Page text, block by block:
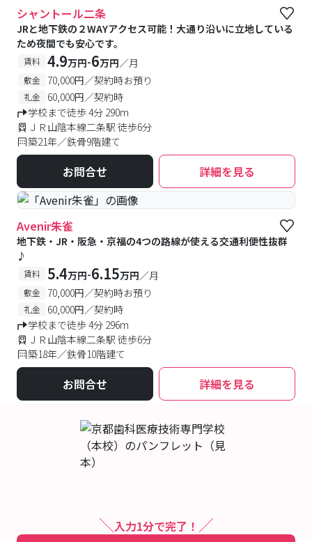
シャントール二条
JRと地下鉄の２WAYアクセス可能！大通り沿いに立地している
ため夜間でも安心です。
賃料 4.9万円-6万円／月
敷金 70,000円／契約時お預り
礼金
60,000円／契約時
学校まで徒歩 4分 290m
ＪＲ山陰本線二条駅 徒歩6分
築21年／鉄骨9階建て
お問合せ 詳細を見る
Avenir朱雀
地下鉄・JR・阪急・京福の4つの路線が使える交通利便性抜群
♪
賃料 5.4万円-6.15万円／月
敷金 70,000円／契約時お預り
礼金
60,000円／契約時
学校まで徒歩 4分 296m
ＪＲ山陰本線二条駅 徒歩6分
築18年／鉄骨10階建て
お問合せ 詳細を見る
入力1分で完了！